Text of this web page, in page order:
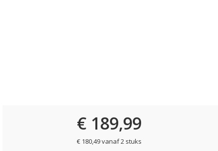
€ 189,99
€ 180,49 vanaf 2 stuks